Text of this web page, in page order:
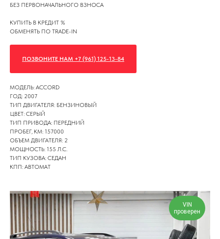
БЕЗ ПЕРВОНАЧАЛЬНОГО ВЗНОСА
КУПИТЬ В КРЕДИТ %
ОБМЕНЯТЬ ПО TRADE-IN
ПОЗВОНИТЕ НАМ +7 (961) 125-13-84
МОДЕЛЬ: ACCORD
ГОД: 2007
ТИП ДВИГАТЕЛЯ: БЕНЗИНОВЫЙ
ЦВЕТ: СЕРЫЙ
ТИП ПРИВОДА: ПЕРЕДНИЙ
ПРОБЕГ, КМ: 157000
ОБЪЕМ ДВИГАТЕЛЯ: 2
МОЩНОСТЬ: 155 Л.С.
ТИП КУЗОВА: СЕДАН
КПП: АВТОМАТ
VIN
проверен